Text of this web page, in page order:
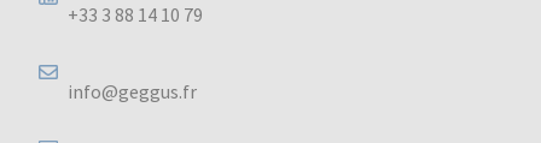
+33 3 88 14 10 79
info@geggus.fr